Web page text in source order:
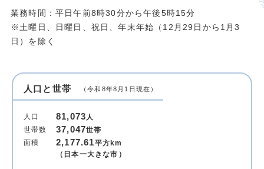
業務時間：平日午前8時30分から午後5時15分
※土曜日、日曜日、祝日、年末年始（12月29日から1月3
日）を除く
人口と世帯 （令和8年8月1日現在）
人口 81,073人
世帯数
37,047世帯
面積
2,177.61平方km
（日本一大きな市）